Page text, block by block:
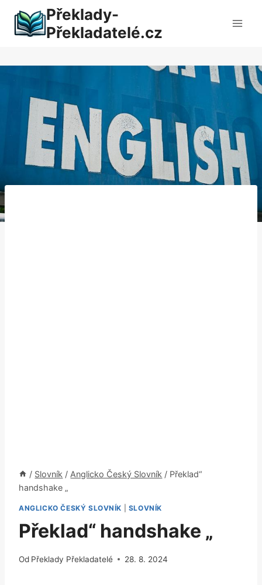
obsah
Překlady-
Překladatelé.cz
/ Slovník / Anglicko Český Slovník / Překlad“
handshake „
ANGLICKO ČESKÝ SLOVNÍK SLOVNÍK
Překlad“ handshake „
Od Překlady Překladatelé 28. 8. 2024